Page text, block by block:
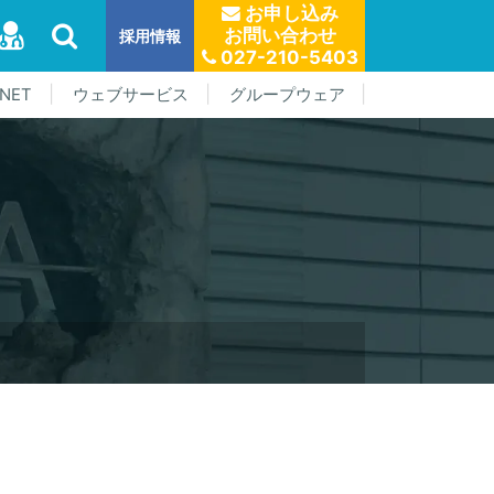
採用情報
お申し込み
お問い合わせ
027-210-5403
ウェブサービス グループウェア